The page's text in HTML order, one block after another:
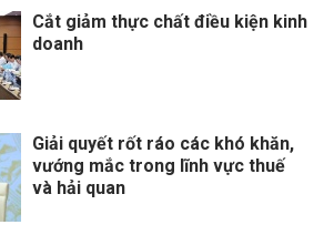
Cắt giảm thực chất điều kiện kinh
doanh
Giải quyết rốt ráo các khó khăn,
vướng mắc trong lĩnh vực thuế
và hải quan